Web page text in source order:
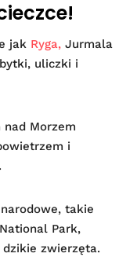
jak Ryga, Jurmala
uliczki i
nad Morzem
i
takie
Park,
zwierzęta.